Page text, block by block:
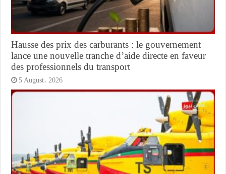
Hausse des prix des carburants : le gouvernement
lance une nouvelle tranche d’aide directe en faveur
des professionnels du transport
5 August، 2026